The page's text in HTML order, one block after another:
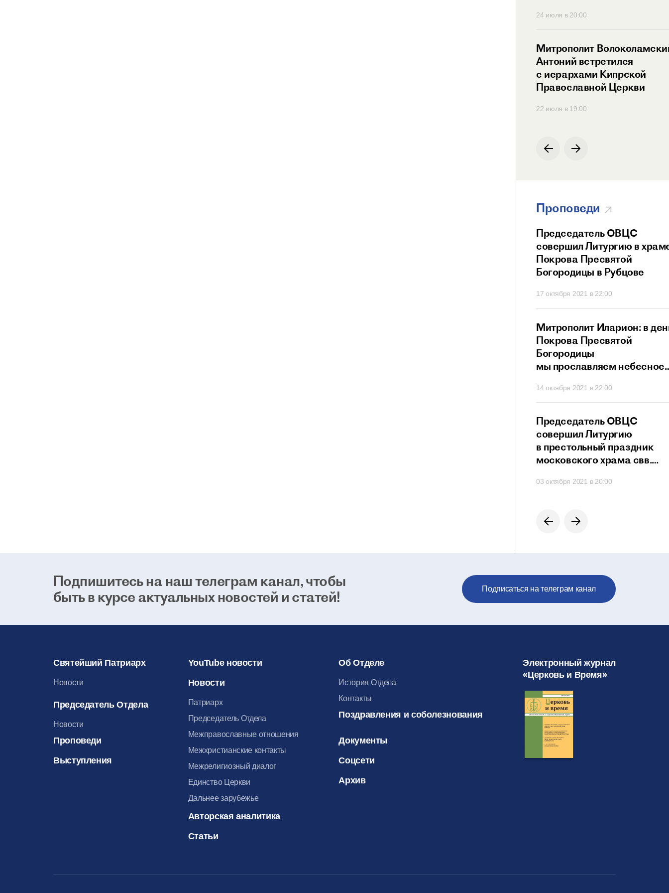
24 июля в 20:00
Митрополит
Антоний встретился
с иерархами Кипрской
Православной Церкви
22 июля в 19:00
Проповеди
Председатель ОВЦС
совершил Литургию в
Покрова Пресвятой
Богородицы в Рубцове
17 октября 2021 в 22:00
Митрополит Иларион: в
Покрова Пресвятой
Богородицы
мы прославляем небесное
Божией
14 октября 2021 в 22:00
Председатель ОВЦС
совершил Литургию
в престольный праздник
московского храма свв.
и Феодора
03 октября 2021 в 20:00
Подпишитесь на наш телеграм канал, чтобы
быть в курсе актуальных новостей и статей!
Подписаться на телеграм канал
Святейший Патриарх
Новости
Председатель Отдела
Новости
Проповеди
Выступления
YouTube новости
Новости
Патриарх
Председатель Отдела
Межправославные отношения
Межхристианские контакты
Межрелигиозный диалог
Единство Церкви
Дальнее зарубежье
Авторская аналитика
Статьи
Об Отделе
История Отдела
Контакты
Поздравления и соболезнования
Документы
Соцсети
Архив
Электронный журнал
«Церковь и Время»